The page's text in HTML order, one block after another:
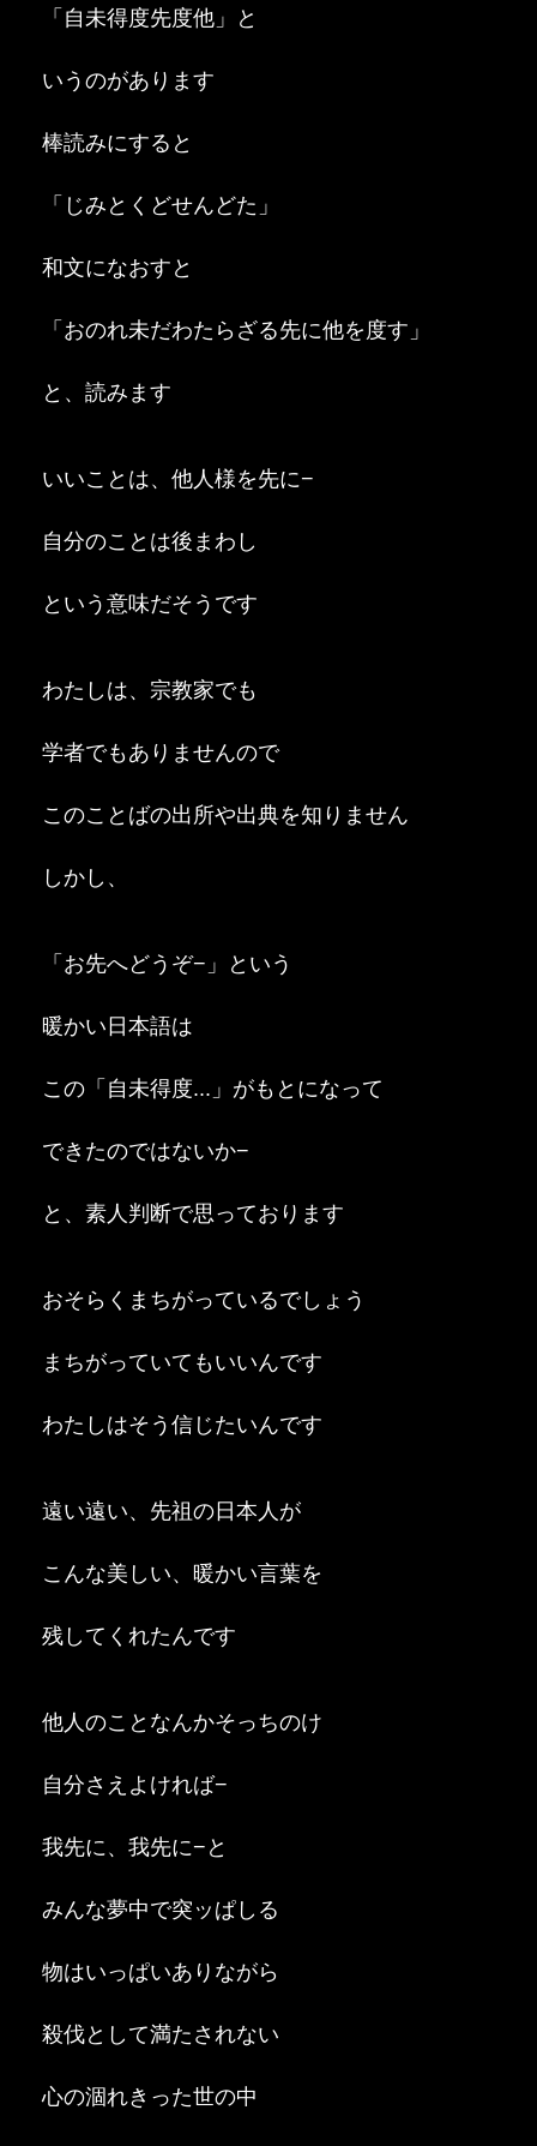
「自未得度先度他」と
いうのがあります
棒読みにすると
「じみとくどせんどた」
和文になおすと
「おのれ未だわたらざる先に他を度す」
と、読みます
いいことは、他人様を先に−
自分のことは後まわし
という意味だそうです
わたしは、宗教家でも
学者でもありませんので
このことばの出所や出典を知りません
しかし、
「お先へどうぞ−」という
暖かい日本語は
この「自未得度...」がもとになって
できたのではないか−
と、素人判断で思っております
おそらくまちがっているでしょう
まちがっていてもいいんです
わたしはそう信じたいんです
遠い遠い、先祖の日本人が
こんな美しい、暖かい言葉を
残してくれたんです
他人のことなんかそっちのけ
自分さえよければ−
我先に、我先に−と
みんな夢中で突ッぱしる
物はいっぱいありながら
殺伐として満たされない
心の涸れきった世の中